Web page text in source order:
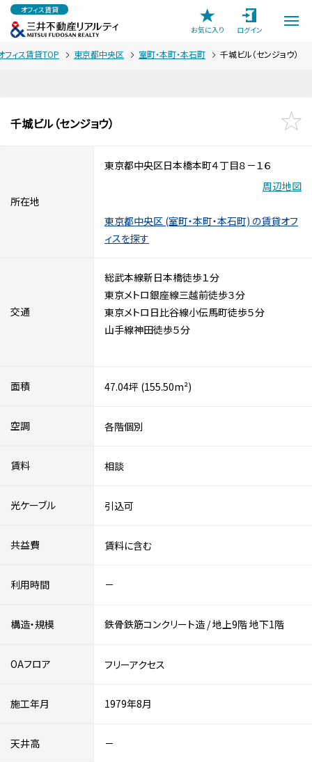
オフィス賃貸
お気に入り
ログイン
フィス賃貸TOP 東京都中央区 室町・本町・本石町 千城ビル（センジョウ）
千城ビル（センジョウ）
所在地
東京都中央区日本橋本町４丁目８－１６
周辺地図
東京都中央区 (室町・本町・本石町) の賃貸オフ
ィスを探す
交通
総武本線新日本橋徒歩１分
東京メトロ銀座線三越前徒歩３分
東京メトロ日比谷線小伝馬町徒歩５分
山手線神田徒歩５分
面積 47.04坪 (155.50m²)
空調 各階個別
賃料 相談
光ケーブル 引込可
共益費 賃料に含む
利用時間 －
構造・規模 鉄骨鉄筋コンクリート造 /地上9階地下1階
OAフロア フリーアクセス
施工年月 1979年8月
天井高 －